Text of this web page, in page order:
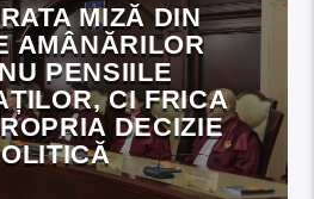
MIZĂ DIN
AMÂNĂRILOR
PENSIILE
CI FRICA
DECIZIE